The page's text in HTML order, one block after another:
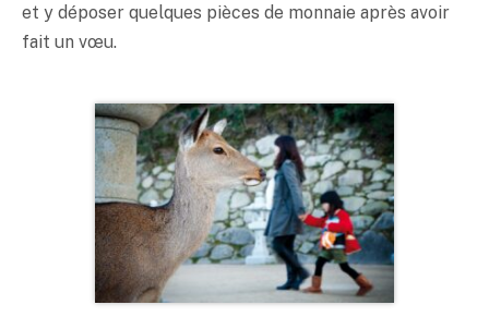
et y déposer quelques pièces de monnaie après avoir
fait un vœu.